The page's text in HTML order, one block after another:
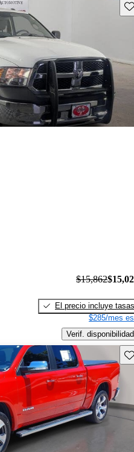
$15,862
El precio incluye tasas
$285/mes
Verif. disponibilidad